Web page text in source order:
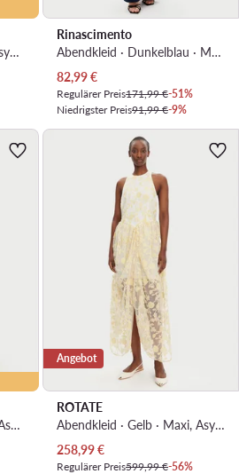
Abendkleid · Rot · Maxi, Asymmetrisch
Rinascimento
Abendkleid · Dunkelblau · Maxi, Asymmetrisch
Aktueller Preis
82,99€
Regulärer Preis171,99 €-51%
Niedrigster Preis91,99 €-9%
Abendkleid · Rosa · Maxi, Asymmetrisch
Angebot
ROTATE
Abendkleid · Gelb · Maxi, Asymmetrisch
Aktueller Preis
258,99€
Regulärer Preis599,99 €-56%